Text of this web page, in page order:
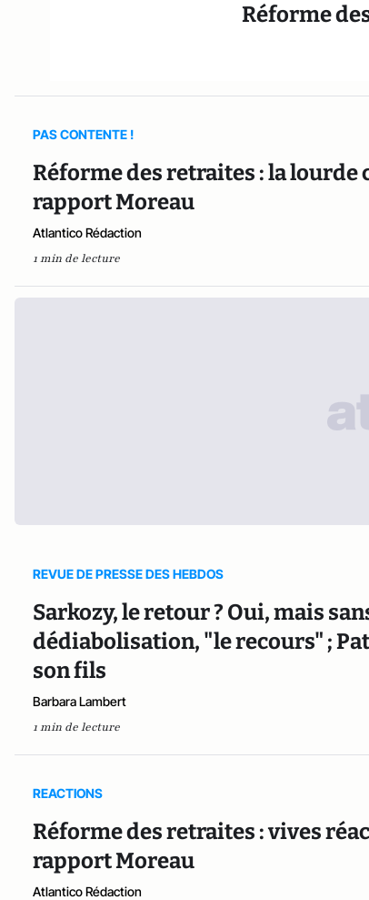
Réforme
PAS CONTENTE !
Réforme des retraites : la lourde
rapport Moreau
Atlantico Rédaction
1 min de lecture
REVUE DE PRESSE DES HEBDOS
Sarkozy, le retour ? Oui, mais
dédiabolisation, "le recours" ;
son fils
Barbara Lambert
1 min de lecture
REACTIONS
Réforme des retraites : vives
rapport Moreau
Atlantico Rédaction